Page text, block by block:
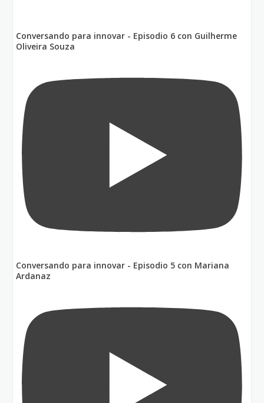
Conversando para innovar - Episodio 6 con Guilherme
Oliveira Souza
Conversando para innovar - Episodio 5 con Mariana
Ardanaz